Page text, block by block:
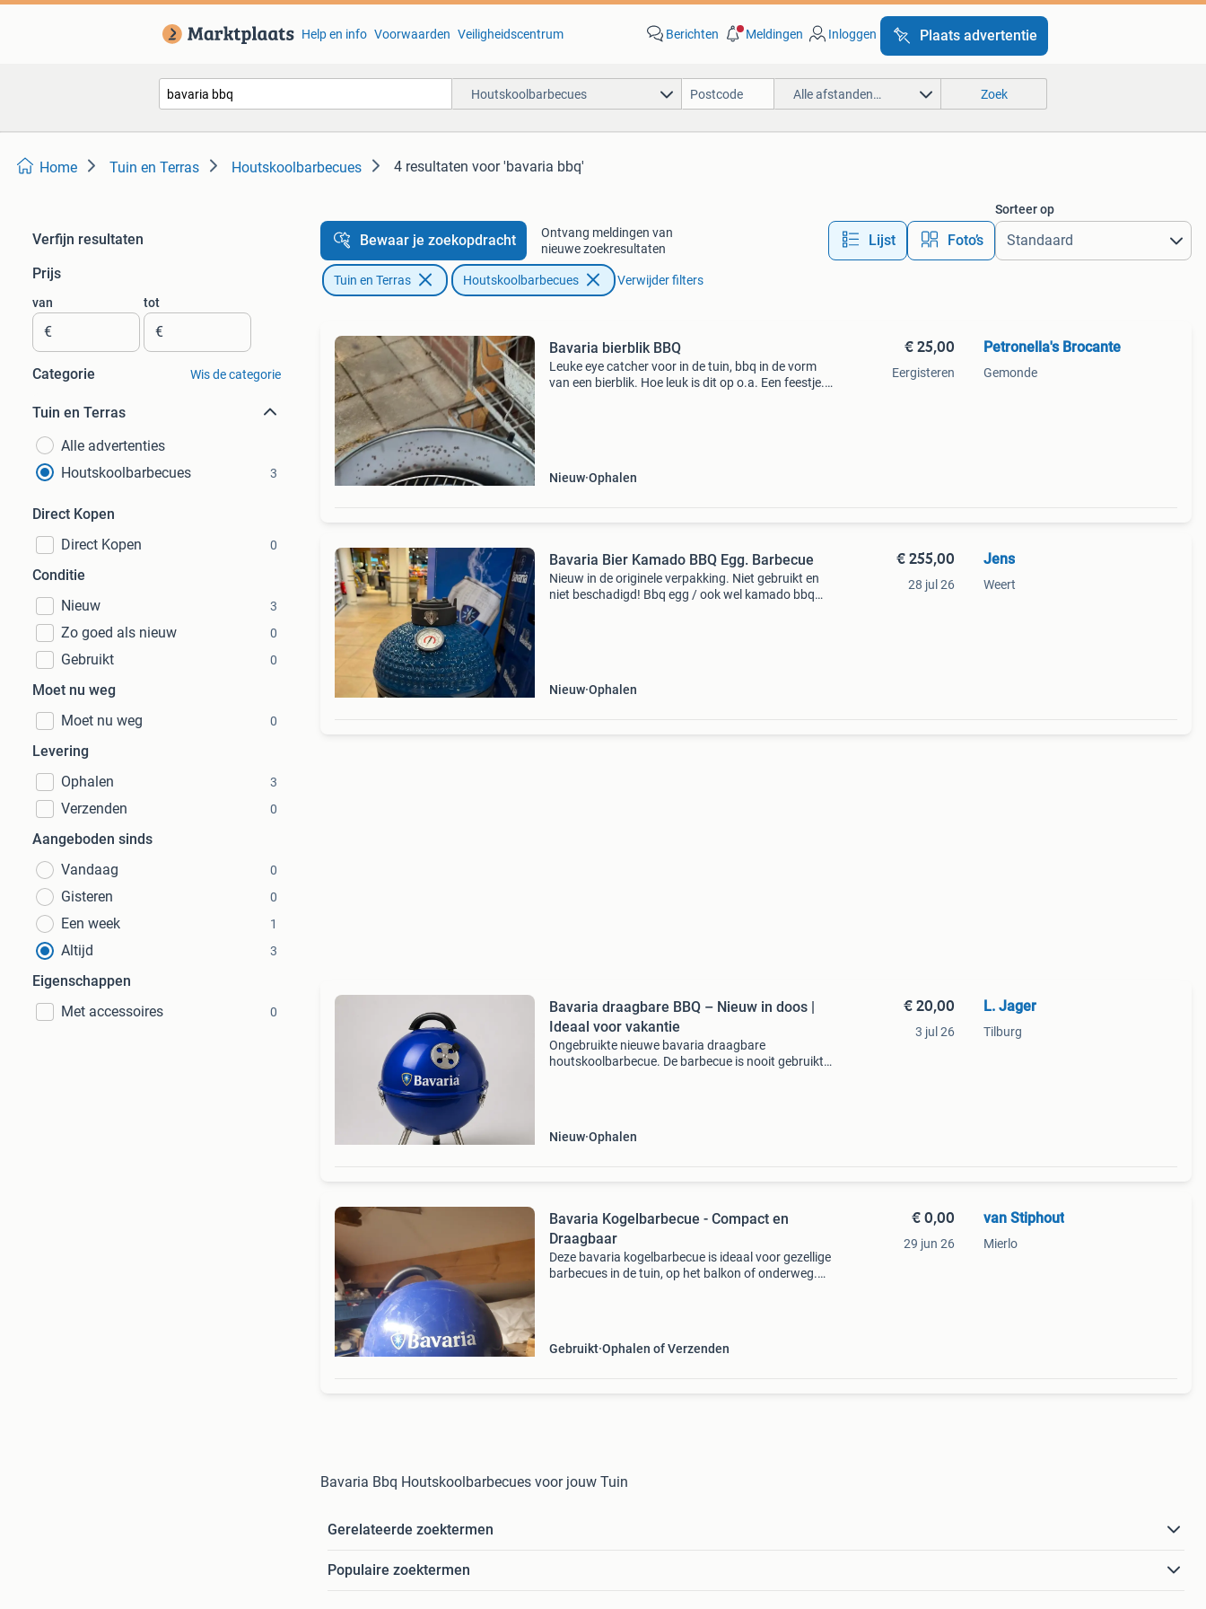
Help en info Voorwaarden Veiligheidscentrum Berichten Meldingen Inloggen Plaats advertentie
Houtskoolbarbecues Alle afstanden… Zoek
Home Tuin en Terras Houtskoolbarbecues 4 resultaten voor 'bavaria bbq'
Verfijn resultaten
Prijs
van
€
tot
€
Categorie Wis de categorie
Tuin en Terras
Alle advertenties
Houtskoolbarbecues
3
Direct Kopen
Direct Kopen
0
Conditie
Nieuw
3
Zo goed als nieuw 0
Gebruikt 0
Moet nu weg
Moet nu weg
0
Levering
Ophalen
3
Verzenden 0
Aangeboden sinds
Vandaag
0
Gisteren 0
Een week 1
Altijd 3
Eigenschappen
Met accessoires
0
Bewaar je zoekopdracht
Ontvang meldingen van
nieuwe zoekresultaten
Lijst Foto’s
Sorteer op
Tuin en Terras Houtskoolbarbecues Verwijder filters
Bavaria bierblik BBQ
Leuke eye catcher voor in de tuin, bbq in de vorm
van een bierblik. Hoe leuk is dit op o.a. Een feestje.
Nieuw Ophalen
€ 25,00
Eergisteren
Petronella's Brocante
Gemonde
Bavaria Bier Kamado BBQ Egg. Barbecue
Nieuw in de originele verpakking. Niet gebruikt en
niet beschadigd! Bbq egg / ook wel kamado bbq
Nieuw Ophalen
€ 255,00
28 jul 26
Jens
Weert
Bavaria draagbare BBQ – Nieuw in doos |
Ideaal voor vakantie
Ongebruikte nieuwe bavaria draagbare
houtskoolbarbecue. De barbecue is nooit gebruikt
Nieuw Ophalen
€ 20,00
3 jul 26
L. Jager
Tilburg
Bavaria Kogelbarbecue - Compact en
Draagbaar
Deze bavaria kogelbarbecue is ideaal voor gezellige
barbecues in de tuin, op het balkon of onderweg.
Gebruikt Ophalen of Verzenden
€ 0,00
29 jun 26
van Stiphout
Mierlo
Bavaria Bbq Houtskoolbarbecues voor jouw Tuin
Gerelateerde zoektermen
Populaire zoektermen